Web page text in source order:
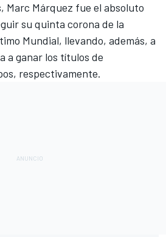
Marc Márquez fue el absoluto
su quinta corona de la
Mundial, llevando, además, a
a ganar los títulos de
respectivamente.